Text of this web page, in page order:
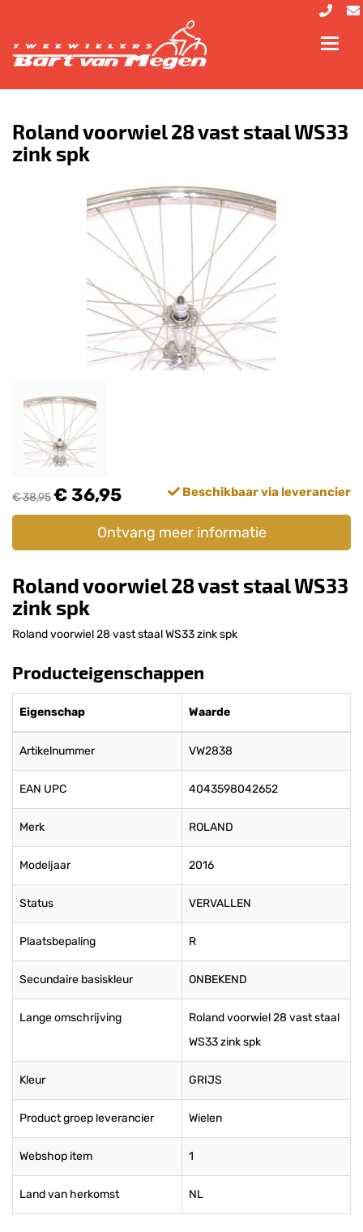
Roland voorwiel 28 vast staal WS33
zink spk
€ 38,95€ 36,95 Beschikbaar via leverancier
Ontvang meer informatie
Roland voorwiel 28 vast staal WS33
zink spk
Roland voorwiel 28 vast staal WS33 zink spk
Producteigenschappen
Eigenschap Waarde
Artikelnummer VW2838
EAN UPC 4043598042652
Merk ROLAND
Modeljaar 2016
Status VERVALLEN
Plaatsbepaling R
Secundaire basiskleur ONBEKEND
Lange omschrijving
Roland voorwiel 28 vast staal
WS33 zink spk
Kleur GRIJS
Product groep leverancier Wielen
Webshop item 1
Land van herkomst NL